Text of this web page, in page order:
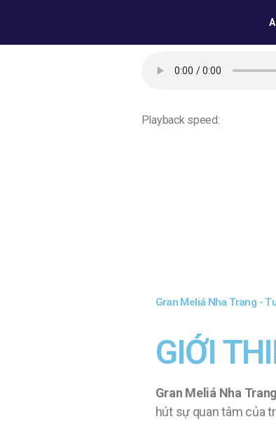
Playback speed:
Gran Meliá Nha Trang -
GIỚI
Gran Meliá Nha Trang
hút sự quan tâm của